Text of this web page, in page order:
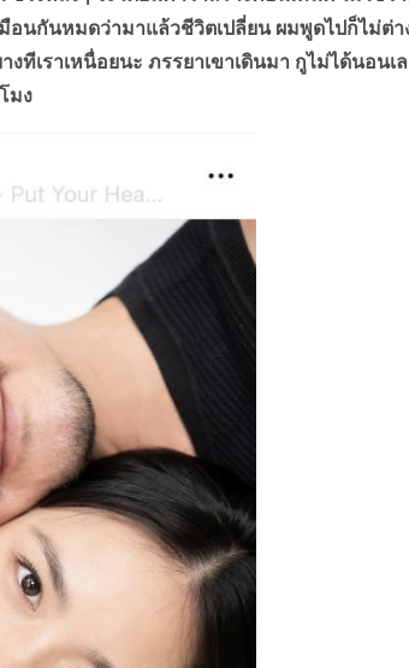
อนกันหมดว่ามาแล้วชีวิตเปลี่ยน ผมพูดไปก็ไม่ต่า
งทีเราเหนื่อยนะ ภรรยาเขาเดินมา กูไม่ได้นอนเ
มง